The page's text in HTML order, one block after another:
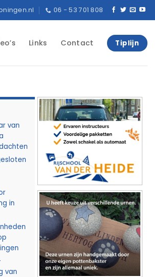
06 - 53 701 808
Links Contact Tiplijn
van
in
van